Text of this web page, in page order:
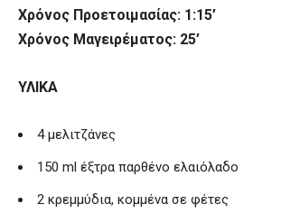
Χρόνος Προετοιμασίας: 1:15’
Χρόνος Μαγειρέματος: 25’
ΥΛΙΚΑ
4 μελιτζάνες
150 ml έξτρα παρθένο ελαιόλαδο
2 κρεμμύδια, κομμένα σε φέτες